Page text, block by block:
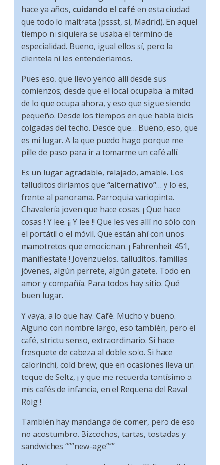
hace ya años, cuidando el café en esta ciudad
que todo lo maltrata (pssst, sí, Madrid). En aquel
tiempo ni siquiera se usaba el término de
especialidad. Bueno, igual ellos sí, pero la
clientela ni les entenderíamos.
Pues eso, que llevo yendo allí desde sus
comienzos; desde que el local ocupaba la mitad
de lo que ocupa ahora, y eso que sigue siendo
pequeño. Desde los tiempos en que había bicis
colgadas del techo. Desde que… Bueno, eso, que
es mi lugar. A la que puedo hago porque me
pille de paso para ir a tomarme un café allí.
Es un lugar agradable, relajado, amable. Los
talluditos diríamos que“alternativo”… y lo es,
frente al panorama. Parroquia variopinta.
Chavalería joven que hace cosas. ¡ Que hace
cosas ! Y lee. ¡¡ Y lee !! Que les ves allí no sólo con
el portátil o el móvil. Que están ahí con unos
mamotretos que emocionan. ¡ Fahrenheit 451,
manifiestate ! Jovenzuelos, talluditos, familias
jóvenes, algún perrete, algún gatete. Todo en
amor y compañía. Para todos hay sitio. Qué
buen lugar.
Y vaya, a lo que hay. Café. Mucho y bueno.
Alguno con nombre largo, eso también, pero el
café, strictu senso, extraordinario. Si hace
fresquete de cabeza al doble solo. Si hace
calorinchi, cold brew, que en ocasiones lleva un
toque de Seltz, ¡ y que me recuerda tantísimo a
mis cafés de infancia, en el Requena del Raval
Roig !
También hay mandanga de comer, pero de eso
no acostumbro. Bizcochos, tartas, tostadas y
sandwiches “””new-age”””